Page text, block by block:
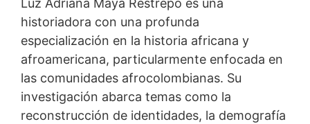
Luz Adriana Maya Restrepo es una
historiadora con una profunda
especialización en la historia africana y
afroamericana, particularmente enfocada en
las comunidades afrocolombianas. Su
investigación abarca temas como la
reconstrucción de identidades, la demografía